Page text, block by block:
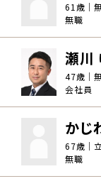
61歳｜
無職
瀬川
47歳｜
会社員
かじ
67歳｜
無職